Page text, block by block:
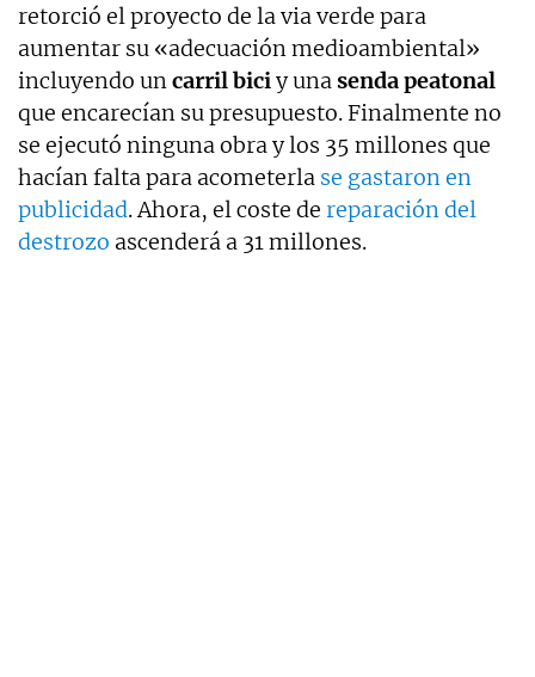
retorció el proyecto de la via verde para
aumentar su «adecuación medioambiental»
incluyendo uncarril biciy unasenda peatonal
que encarecían su presupuesto. Finalmente no
se ejecutó ninguna obra y los 35 millones que
hacían falta para acometerla se gastaron en
publicidad. Ahora, el coste de reparación del
destrozo ascenderá a 31 millones.